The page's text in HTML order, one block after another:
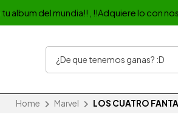
tu album del mundia!! , !!Adquiere lo con
Home Marvel LOS CUATRO